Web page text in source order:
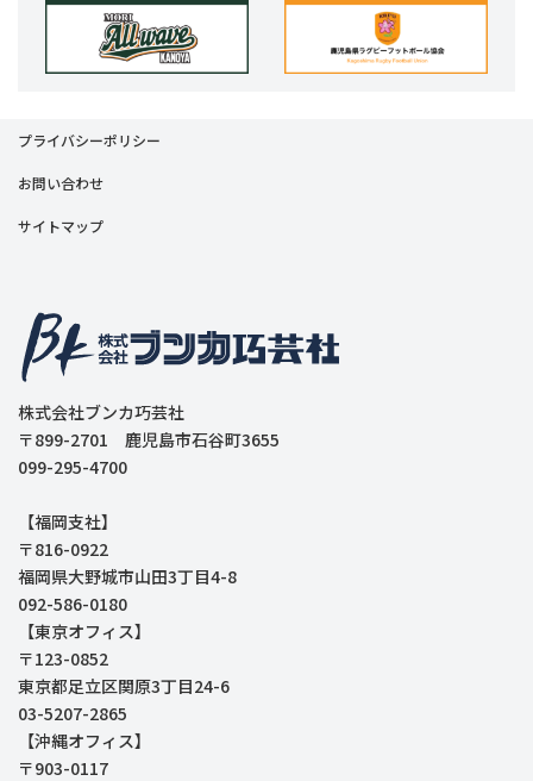
プライバシーポリシー
お問い合わせ
サイトマップ
株式会社ブンカ巧芸社
〒899-2701 鹿児島市石谷町3655
099-295-4700
【福岡支社】
〒816-0922
福岡県大野城市山田3丁目4-8
092-586-0180
【東京オフィス】
〒123-0852
東京都足立区関原3丁目24-6
03-5207-2865
【沖縄オフィス】
〒903-0117